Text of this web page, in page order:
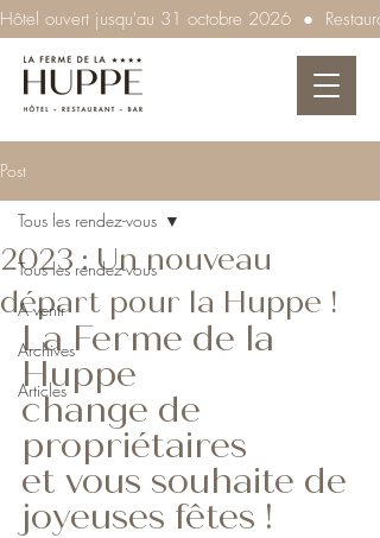
Hôtel ouvert jusqu'au 31 octobre 2026  ●
Post
Tous les rendez-vous
A venir
Archives
Articles
Tous les rendez-vous
2023 : Un nouveau
départ pour la Huppe !
La Ferme de la
Huppe
change de
propriétaires
et vous souhaite de
joyeuses fêtes !